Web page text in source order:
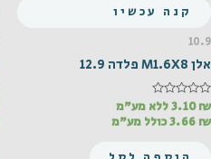
קנה עכשיו
10.9
אלן M1.6X8 פלדה 12.9
דורג
מתוך
3.10₪
ללא מע"מ
3.66 ₪ כולל מע"מ